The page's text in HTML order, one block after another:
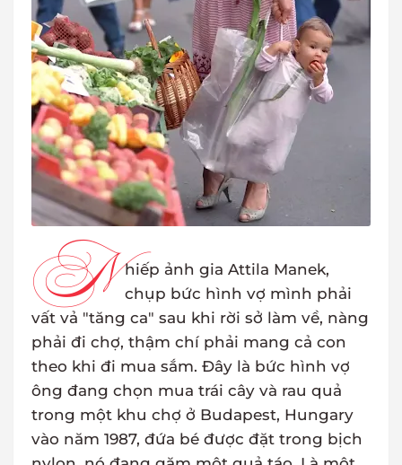
N hiếp ảnh gia Attila Manek,
chụp bức hình vợ mình phải
vất vả "tăng ca" sau khi rời sở làm về, nàng
phải đi chợ, thậm chí phải mang cả con
theo khi đi mua sắm. Đây là bức hình vợ
ông đang chọn mua trái cây và rau quả
trong một khu chợ ở Budapest, Hungary
vào năm 1987, đứa bé được đặt trong bịch